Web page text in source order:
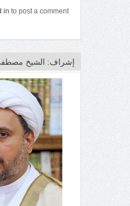
in to post a comment.
إشراف: الشيخ